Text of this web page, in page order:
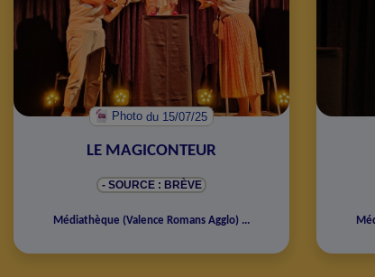
Photodu 15/07/25
LE MAGICONTEUR
- SOURCE : BRÈVE
Médiathèque (Valence Romans Agglo) ...